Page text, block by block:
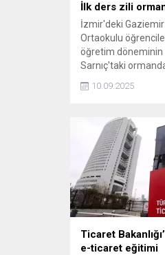
İlk ders zili
İzmir'deki
Ortaokulu
öğretim döneminin
Sarnıç'taki
zilini yanan ve
etkilenmeyen orman
Özgür Şenyüz,
ortaokula ilk adım
ormanda bir
olmalarını uzun
Orman
ilk...
10.09.2025
Ticaret
e-ticaret eğitimi